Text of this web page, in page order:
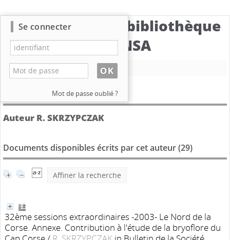
Catalogue de la bibliothèque
du CBNSA
Nouvelle recherche
Détail de l'auteur
Auteur R. SKRZYPCZAK
Documents disponibles écrits par cet auteur (29)
Affiner la recherche
32ème sessions extraordinaires -2003- Le Nord de la
Corse. Annexe. Contribution à l'étude de la bryoflore du
Se connecter
Mot de passe oublié ?